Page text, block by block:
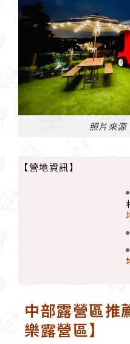
照片來
【營地資訊】
中部露營區推
樂露營區】